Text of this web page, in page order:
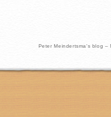
Peter Meindertsma's blog